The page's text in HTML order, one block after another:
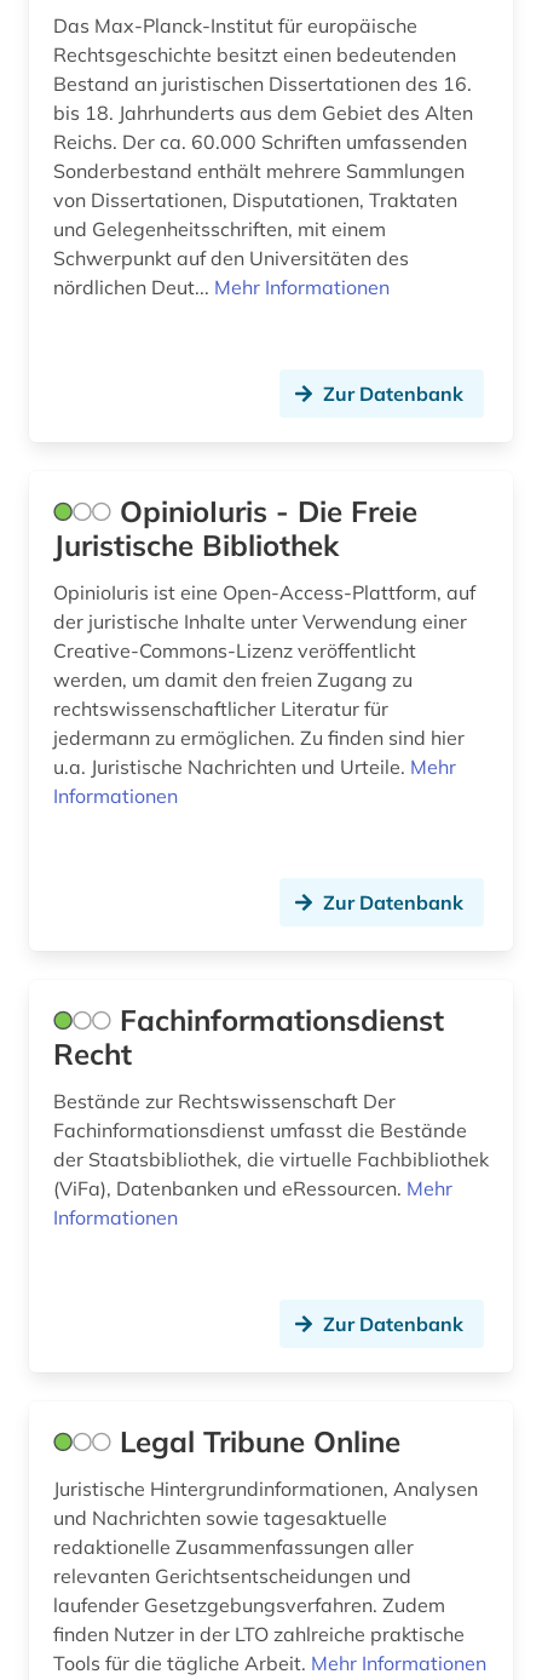
rechtsprechung <br /> (1)
rechtssprache (1)
rechtswissenschaft (113)
religion (1)
religionsfreiheit (1)
richtlinien (1)
sicherheit und ordnung (1)
sozialwissenschaften (4)
soziologie (2)
steuer (1)
steuerrecht (2)
tschechoslowakei (1)
umweltrecht (2)
universität (1)
verwaltungswissenschaft (8)
verzeichnis (2)
video (1)
vifa (1)
Das Max-Planck-Institut für europäische
Rechtsgeschichte besitzt einen bedeutenden
Bestand an juristischen Dissertationen des 16.
bis 18. Jahrhunderts aus dem Gebiet des Alten
Reichs. Der ca. 60.000 Schriften umfassenden
Sonderbestand enthält mehrere Sammlungen
von Dissertationen, Disputationen, Traktaten
und Gelegenheitsschriften, mit einem
Schwerpunkt auf den Universitäten des
nördlichen Deut... Mehr Informationen
Zur Datenbank
OpinioIuris - Die Freie
Juristische Bibliothek
OpinioIuris ist eine Open-Access-Plattform, auf
der juristische Inhalte unter Verwendung einer
Creative-Commons-Lizenz veröffentlicht
werden, um damit den freien Zugang zu
rechtswissenschaftlicher Literatur für
jedermann zu ermöglichen. Zu finden sind hier
u.a. Juristische Nachrichten und Urteile. Mehr
Informationen
Zur Datenbank
Fachinformationsdienst
Recht
Bestände zur Rechtswissenschaft Der
Fachinformationsdienst umfasst die Bestände
der Staatsbibliothek, die virtuelle Fachbibliothek
(ViFa), Datenbanken und eRessourcen. Mehr
Informationen
Zur Datenbank
Legal Tribune Online
Juristische Hintergrundinformationen, Analysen
und Nachrichten sowie tagesaktuelle
redaktionelle Zusammenfassungen aller
relevanten Gerichtsentscheidungen und
laufender Gesetzgebungsverfahren. Zudem
finden Nutzer in der LTO zahlreiche praktische
Tools für die tägliche Arbeit. Mehr Informationen